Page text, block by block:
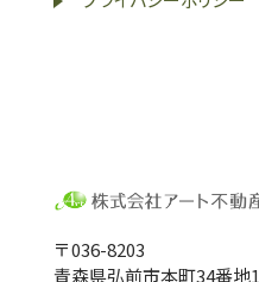
〒036-8203
青森県弘前市本町34番地1